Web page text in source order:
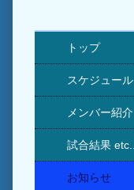
トップ
スケジュール
メンバー紹介
試合結果 etc...
お知らせ